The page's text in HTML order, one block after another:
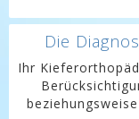
Die
Ihr